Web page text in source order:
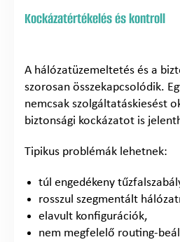
Kockázatértékelés és kontroll
A hálózatüzemeltetés és a
szorosan összekapcsolódik.
nemcsak szolgáltatáskiesést
biztonsági kockázatot is
Tipikus problémák lehetnek:
túl engedékeny
rosszul szegmentált
elavult konfigurációk,
nem megfelelő routing-